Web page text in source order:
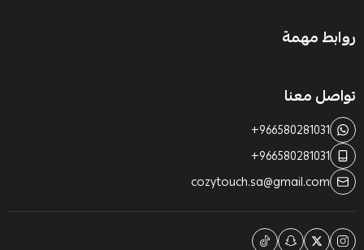
روابط مهمة
تواصل معنا
+966580281031
+966580281031
cozytouch.sa@gmail.com